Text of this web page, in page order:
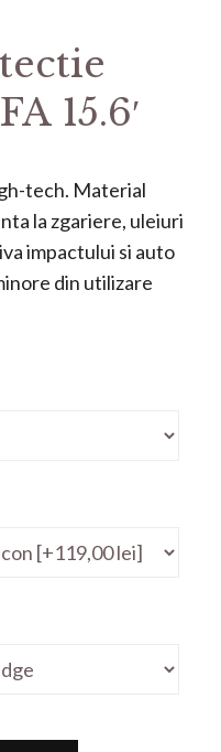
15.6′
tech. Material
la zgariere, uleiuri
impactului si auto
din utilizare